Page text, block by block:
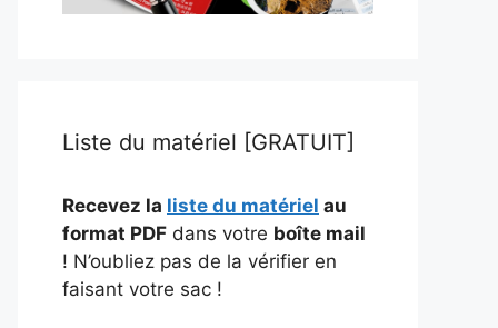
Liste du matériel [GRATUIT]
Recevez la liste du matériel au
format PDF dans votre boîte mail
! N’oubliez pas de la vérifier en
faisant votre sac !